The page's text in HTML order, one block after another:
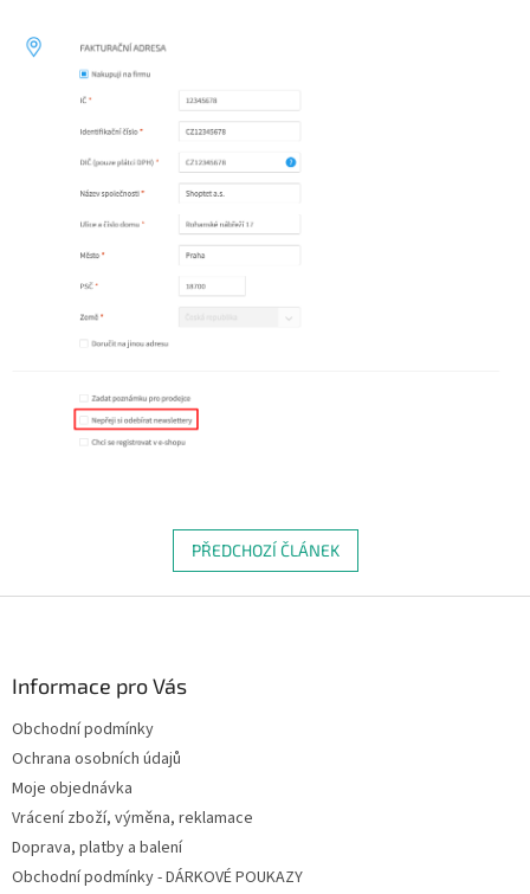
PŘEDCHOZÍ ČLÁNEK
Informace pro Vás
Obchodní podmínky
Ochrana osobních údajů
Moje objednávka
Vrácení zboží, výměna, reklamace
Doprava, platby a balení
Obchodní podmínky - DÁRKOVÉ POUKAZY